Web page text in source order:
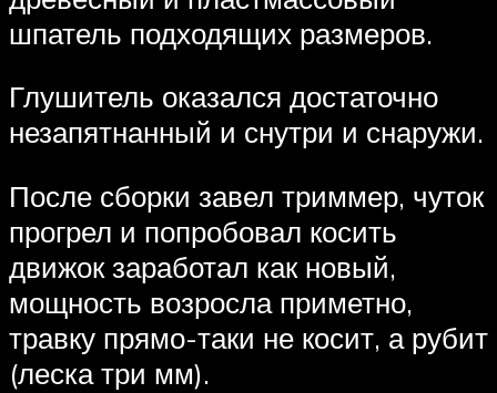
шпатель подходящих размеров.
Глушитель оказался достаточно
незапятнанный и снутри и снаружи.
После сборки завел триммер, чуток
прогрел и попробовал косить
движок заработал как новый,
мощность возросла приметно,
травку прямо-таки не косит, а рубит
(леска три мм).